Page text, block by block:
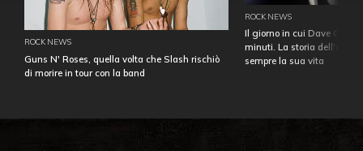
ROCK NEWS
Guns N' Roses, quella volta che Slash rischiò
di morire in tour con la band
ROCK NEWS
Il giorno in cui Dave
minuti. La storia
sempre la sua vita